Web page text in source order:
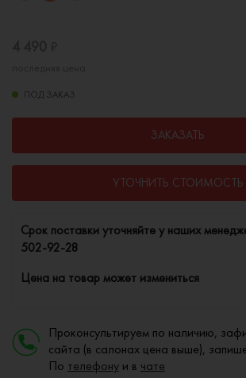
ПОД ЗАКАЗ
ЗАКАЗАТЬ
УТОЧНИТЬ СТОИМОСТЬ
Cрок поставки уточняйте у наших
502-92-28
Цена на товар может измениться
Проконсультируем по наличию,
сайта (в салонах цена выше),
По телефону и в чате